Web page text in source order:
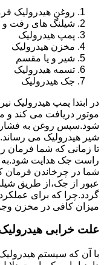
روغن هیدرولیک
شیلنگ های رفت
پمپ هیدرولیک
مخزن هیدرولیک
شیر و یا مقسم
تسمه هیدرولیک
جک هیدرولیک
در ابتدا پمپ هیدرولیک
موتور دریافت می کند و
شود.سپس روغن به فشار
شیر هیدرولیک می
تا زمانی که شما فرمان
راست جک هدایت شود.به
شما در چرخاندن فرمان
عبور از جک،از طریق
گردد.چرا که برای
میزان کافی در مخزن
علت خرابی
با آن که سیستم